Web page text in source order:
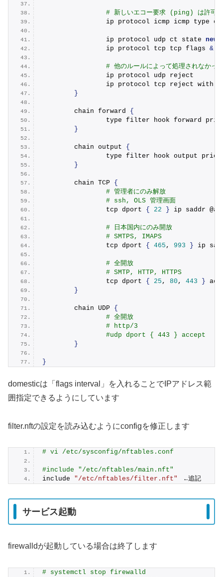
# 新しいエコー要求 (ping) は許可
ip protocol icmp icmp type
                ip protocol udp ct state
new
                ip protocol tcp tcp flags
&
# 他のルールによって処理されなかっ
                ip protocol udp reject
ip protocol tcp reject with
}
        chain forward
{
type filter hook forward
}
        chain output
{
type filter hook output
}
        chain TCP
{
# 管理者にのみ解放
# ssh, OLS 管理画面
                tcp dport
{ 22 } ip saddr
# 日本国内にのみ開放
# SMTPS, IMAPS
                tcp dport
{ 465 , 993 } ip
# 全開放
# SMTP, HTTP, HTTPS
                tcp dport
{ 25 , 80 , 443 }
}
        chain UDP
{
# 全開放
# http/3
#udp dport { 443 } accept
}
}
domesticは「flags interval」を入れることでIPアドレス範
囲指定できるようにしています
filter.nftの設定を読み込むようにconfigを修正します
# vi /etc/sysconfig/nftables.conf
#include "/etc/nftables/main.nft"
include "/etc/nftables/filter.nft" ←追記
サービス起動
firewalldが起動している場合は終了します
# systemctl stop firewalld